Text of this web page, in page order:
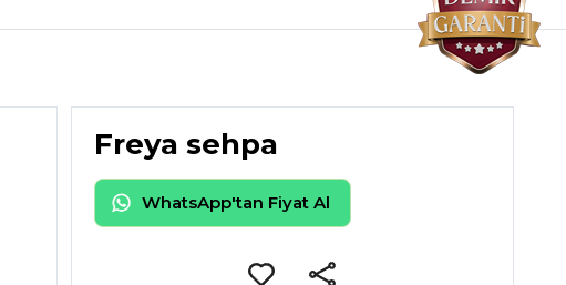
Freya sehpa
WhatsApp'tan Fiyat Al